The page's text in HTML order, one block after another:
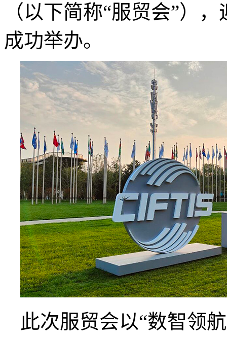
（以下简称“服贸会”）
成功举办。
此次服贸会以“数智领